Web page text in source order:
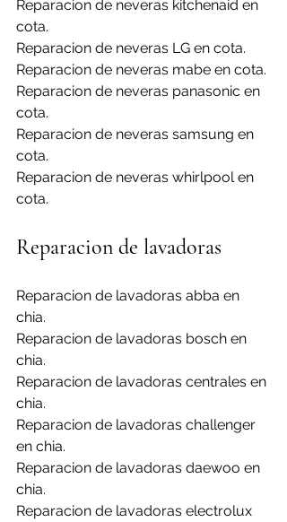
Reparacion de neveras kitchenaid en
cota.
Reparacion de neveras LG en cota.
Reparacion de neveras mabe en cota.
Reparacion de neveras panasonic en
cota.
Reparacion de neveras samsung en
cota.
Reparacion de neveras whirlpool en
cota.
Reparacion de lavadoras
Reparacion de lavadoras abba en
chia.
Reparacion de lavadoras bosch en
chia.
Reparacion de lavadoras centrales en
chia.
Reparacion de lavadoras challenger
en chia.
Reparacion de lavadoras daewoo en
chia.
Reparacion de lavadoras electrolux